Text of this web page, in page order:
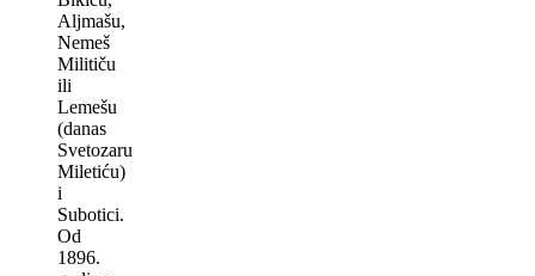
Aljmašu,
Nemeš
Militiču
ili
Lemešu
(danas
Svetozaru
Miletiću)
i
Subotici.
Od
1896.